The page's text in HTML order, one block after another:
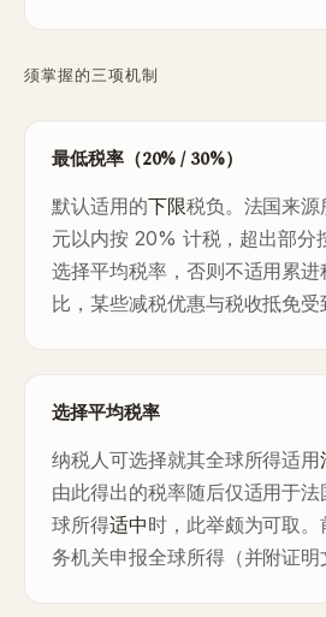
须掌握的三项机制
最低税率（20% / 30%）
默认适用的下限税负。法国来
元以内按 20% 计税，超出部
选择平均税率，否则不适用累
比，某些减税优惠与税收抵免受
选择平均税率
纳税人可选择就其全球所得适用
由此得出的税率随后仅适用于
球所得适中时，此举颇为可取
务机关申报全球所得（并附证明